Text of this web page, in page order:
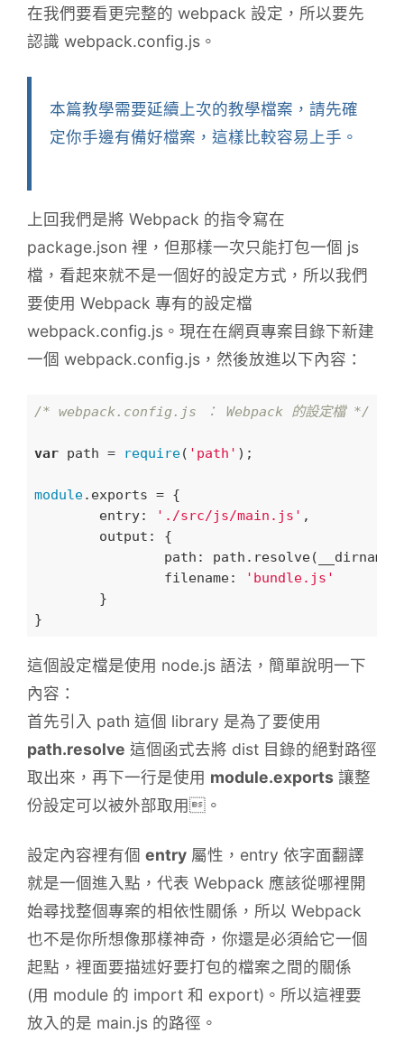
在我們要看更完整的 webpack 設定，所以要先
認識 webpack.config.js。
本篇教學需要延續上次的教學檔案，請先確
定你手邊有備好檔案，這樣比較容易上手。
上回我們是將 Webpack 的指令寫在
package.json 裡，但那樣一次只能打包一個 js
檔，看起來就不是一個好的設定方式，所以我們
要使用 Webpack 專有的設定檔
webpack.config.js。現在在網頁專案目錄下新建
一個 webpack.config.js，然後放進以下內容：
/* webpack.config.js ： Webpack 的設定檔 */
var path = require( 'path' );
module.exports = {
entry: './src/js/main.js' ,
output : {
path :
filename:
'bundle.js'
這個設定檔是使用 node.js 語法，簡單說明一下
內容：
首先引入 path 這個 library 是為了要使用
path.resolve 這個函式去將 dist 目錄的絕對路徑
取出來，再下一行是使用 module.exports 讓整
份設定可以被外部取用。
設定內容裡有個 entry 屬性，entry 依字面翻譯
就是一個進入點，代表 Webpack 應該從哪裡開
始尋找整個專案的相依性關係，所以 Webpack
也不是你所想像那樣神奇，你還是必須給它一個
起點，裡面要描述好要打包的檔案之間的關係
(用 module 的 import 和 export)。所以這裡要
放入的是 main.js 的路徑。